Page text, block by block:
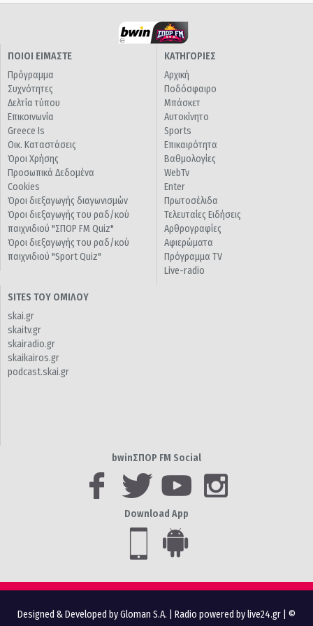
ΠΟΙΟΙ ΕΙΜΑΣΤΕ
Πρόγραμμα
Συχνότητες
Δελτία τύπου
Επικοινωνία
Greece Is
Οικ. Καταστάσεις
Όροι Χρήσης
Προσωπικά Δεδομένα
Cookies
Όροι διεξαγωγής διαγωνισμών
Όροι διεξαγωγής του ραδ/κού
παιχνιδιού "ΣΠΟΡ FM Quiz"
Όροι διεξαγωγής του ραδ/κού
παιχνιδιού "Sport Quiz"
ΚΑΤΗΓΟΡΙΕΣ
Αρχική
Ποδόσφαιρο
Μπάσκετ
Αυτοκίνητο
Sports
Επικαιρότητα
Βαθμολογίες
WebTv
Enter
Πρωτοσέλιδα
Τελευταίες Ειδήσεις
Αρθρογραφίες
Αφιερώματα
Πρόγραμμα TV
Live-radio
SITES ΤΟΥ ΟΜΙΛΟΥ
skai.gr
skaitv.gr
skairadio.gr
skaikairos.gr
podcast.skai.gr
bwinΣΠΟΡ FM Social
Download App
Designed & Developed by Gloman S.A. Radio powered by live24.gr | ©